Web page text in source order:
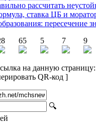
рассчитать
ставка ЦБ и
пересечение
65 5 7 9
на данную страницу:
QR-код ]
🔍